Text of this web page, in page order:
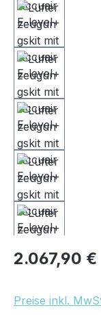
Regulärer Preis:
2.067,90 €
Preise inkl.